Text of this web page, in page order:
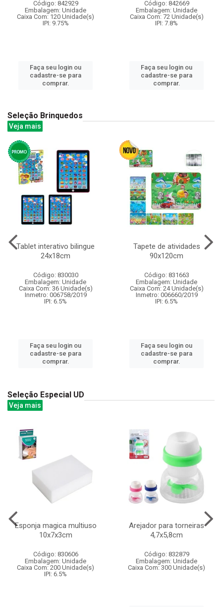
Código: 842929
Embalagem: Unidade
Caixa Com: 120 Unidade(s)
IPI: 9.75%
Faça seu login ou
cadastre-se para
comprar.
Código: 842669
Embalagem: Unidade
Caixa Com: 72 Unidade(s)
IPI: 7.8%
Faça seu login ou
cadastre-se para
comprar.
Seleção Brinquedos
Veja mais
Tablet interativo bilingue
24x18cm
Código: 830030
Embalagem: Unidade
Caixa Com: 36 Unidade(s)
Inmetro: 006758/2019
IPI: 6.5%
Faça seu login ou
cadastre-se para
comprar.
Tapete de atividades
90x120cm
Código: 831663
Embalagem: Unidade
Caixa Com: 24 Unidade(s)
Inmetro: 006660/2019
IPI: 6.5%
Faça seu login ou
cadastre-se para
comprar.
Seleção Especial UD
Veja mais
Esponja magica multiuso
10x7x3cm
Código: 830606
Embalagem: Unidade
Caixa Com: 200 Unidade(s)
IPI: 6.5%
Arejador para torneiras
4,7x5,8cm
Código: 832879
Embalagem: Unidade
Caixa Com: 300 Unidade(s)